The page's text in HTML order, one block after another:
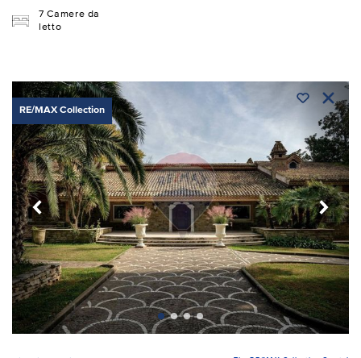
7 Camere da
letto
RE/MAX Collection